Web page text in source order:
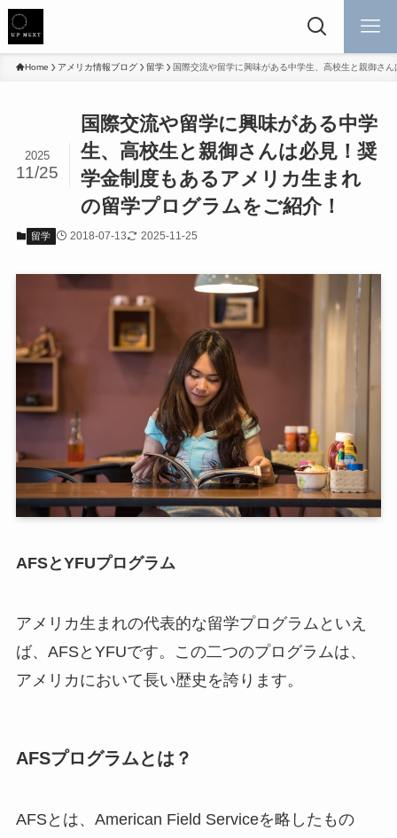
Home アメリカ情報ブログ 留学 国際交流や留学に興味がある中学生、高校生と親御さ
国際交流や留学に興味がある中学
生、高校生と親御さんは必見！奨
学金制度もあるアメリカ生まれ
の留学プログラムをご紹介！
2025
11/25
留学 2018-07-13 2025-11-25
AFSとYFUプログラム
アメリカ生まれの代表的な留学プログラムといえ
ば、AFSとYFUです。この二つのプログラムは、
アメリカにおいて長い歴史を誇ります。
AFSプログラムとは？
AFSとは、American Field Serviceを略したもの